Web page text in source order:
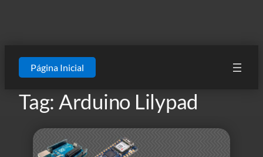
Página Inicial
Tag: Arduino Lilypad